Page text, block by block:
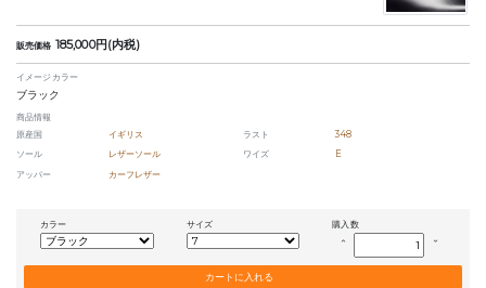
販売価格 185,000円(内税)
イメージカラー
ブラック
商品情報
原産国
イギリス ラスト
348
ソール
レザーソール ワイズ
E
アッパー
カーフレザー
カラー サイズ 購入数
keyboard_arrow_up keyboard_arrow_down